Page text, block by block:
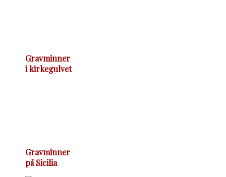
Gravminner
i kirkegulvet
Gravminner
på Sicilia